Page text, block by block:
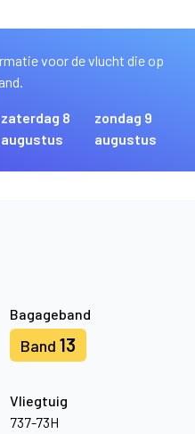
voor de vlucht die op
zaterdag 8
augustus
zondag 9
augustus
Bagageband
Band 13
Vliegtuig
737-73H